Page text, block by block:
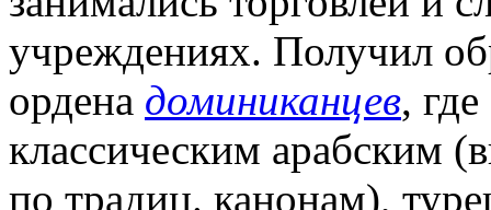
учреждениях. Получил
ордена доминиканцев,
классическим арабским
по традиц. канонам),